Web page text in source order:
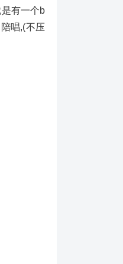
有一个b
唱,(不压